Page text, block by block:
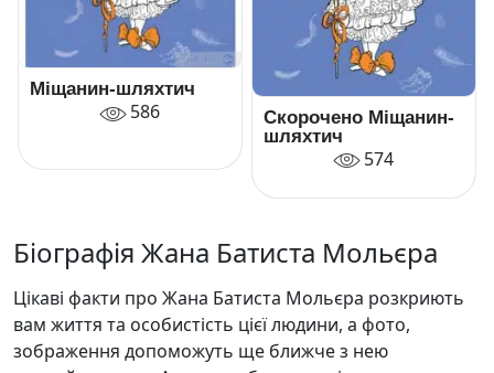
Міщанин-шляхтич
586
Скорочено Міщанин-
шляхтич
574
Біографія Жана Батиста Мольєра
Цікаві факти про Жана Батиста Мольєра розкриють
вам життя та особистість цієї людини, а фото,
зображення допоможуть ще ближче з нею